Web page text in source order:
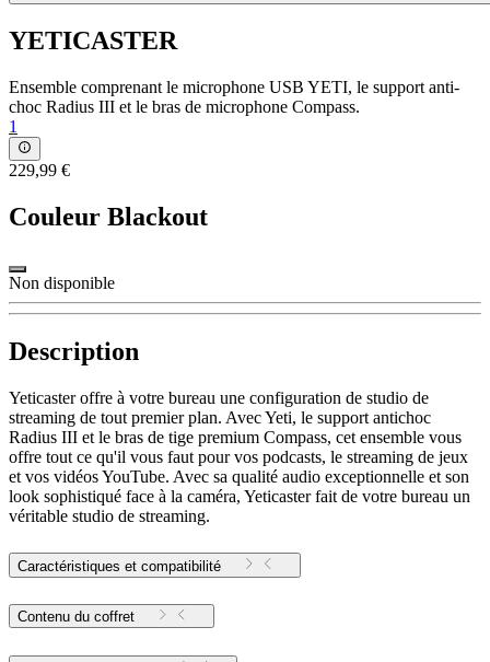
YETICASTER
Ensemble comprenant le microphone USB YETI, le support anti-
choc Radius III et le bras de microphone Compass.
1
229,99 €
Couleur Blackout
Non disponible
Description
Yeticaster offre à votre bureau une configuration de studio de
streaming de tout premier plan. Avec Yeti, le support antichoc
Radius III et le bras de tige premium Compass, cet ensemble vous
offre tout ce qu'il vous faut pour vos podcasts, le streaming de jeux
et vos vidéos YouTube. Avec sa qualité audio exceptionnelle et son
look sophistiqué face à la caméra, Yeticaster fait de votre bureau un
véritable studio de streaming.
Caractéristiques et compatibilité
Contenu du coffret